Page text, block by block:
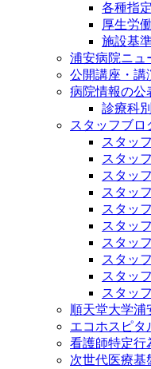
各種指
厚生労
施設基
浦安病院ニュ
公開講座・講
病院情報の公
診療科
スタッフブロ
スタッ
スタッ
スタッ
スタッ
スタッ
スタッ
スタッ
スタッ
スタッ
スタッ
順天堂大学浦
エコホスピタ
看護師特定行
次世代医療基